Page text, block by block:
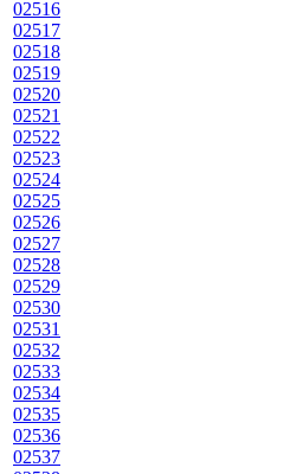
02516
02517
02518
02519
02520
02521
02522
02523
02524
02525
02526
02527
02528
02529
02530
02531
02532
02533
02534
02535
02536
02537